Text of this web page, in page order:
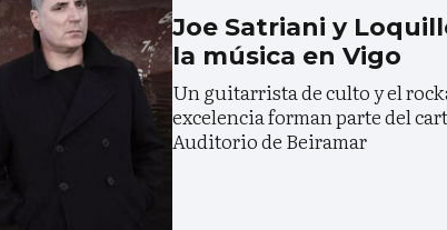
Joe Satriani y
la música en Vigo
Un guitarrista de culto y el
excelencia forman parte del
Auditorio de Beiramar